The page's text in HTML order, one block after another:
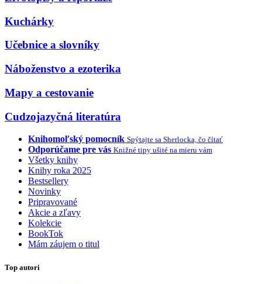
Kuchárky
Učebnice a slovníky
Náboženstvo a ezoterika
Mapy a cestovanie
Cudzojazyčná literatúra
Knihomoľský pomocník Spýtajte sa Sherlocka, čo čítať
Odporúčame pre vás Knižné tipy ušité na mieru vám
Všetky knihy
Knihy roka 2025
Bestsellery
Novinky
Pripravované
Akcie a zľavy
Kolekcie
BookTok
Mám záujem o titul
Top autori